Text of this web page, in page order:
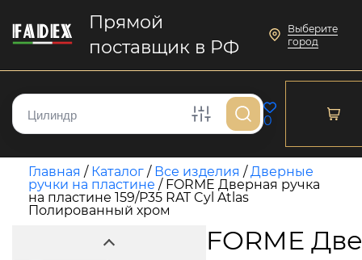
Прямой
поставщик в РФ
Выберите
город
0
Главная / Каталог / Все изделия /Дверные
ручки на пластине / FORME Дверная ручка
на пластине 159/P35 RAT Cyl Atlas
Полированный хром
FORME